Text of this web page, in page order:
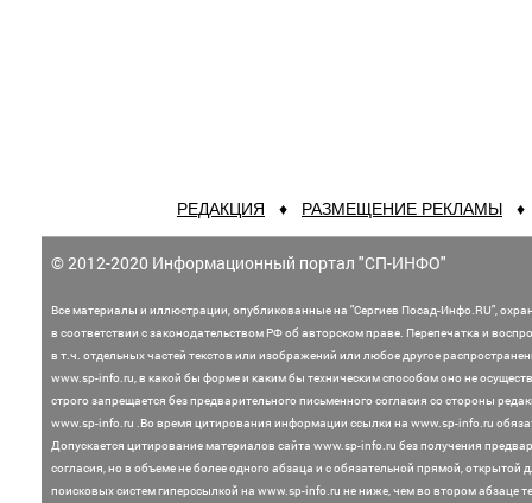
РЕДАКЦИЯ ♦ РАЗМЕЩЕНИЕ РЕКЛАМЫ
© 2012-2020 Информационный портал "СП-ИНФО"
Все материалы и иллюстрации,опубликованные на "Сергиев Посад-Инфо.RU",
в соответствии с законодательством РФ об авторском праве. Перепечатка и
в т.ч. отдельных частей текстов или изображений или любое другое
www.sp-info.ru, в какой бы форме и каким бы техническим способом оно не
строго запрещается без предварительного письменного согласия со стороны
www.sp-info.ru .Во время цитирования информации ссылки на www.sp-info.ru
Допускается цитирование материалов сайта www.sp-info.ru без получения
согласия, но в объеме не более одного абзаца и с обязательной прямой, открытой
поисковых систем гиперссылкой на www.sp-info.ru не ниже, чем во втором абзаце